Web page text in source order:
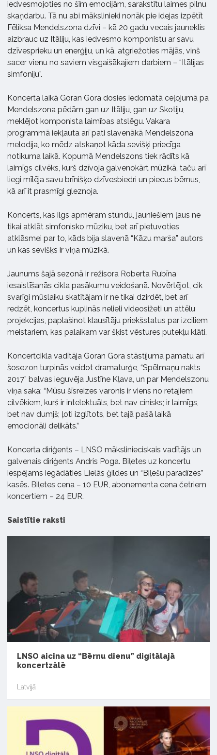
iedvesmojoties no šīm emocijām, sarakstītu laimes pilnu
skaņdarbu. Tā nu abi mākslinieki nonāk pie idejas izpētīt
Fēliksa Mendelszona dzīvi – kā 20 gadu vecais jauneklis
aizbrauc uz Itāliju, kas iedvesmo komponistu ar savu
dzīvesprieku un enerģiju, un kā, atgriežoties mājās, viņš
sacer vienu no saviem visgaišākajiem darbiem – “Itālijas
simfoniju”.
Koncerta laikā Goran Gora dosies iedomātā ceļojumā pa
Mendelszona pēdām gan uz Itāliju, gan uz Skotiju,
meklējot komponista laimības atslēgu. Vakara
programmā iekļauta arī pati slavenākā Mendelszona
melodija, ko mēdz atskaņot kāda sevišķi priecīga
notikuma laikā. Kopumā Mendelszons tiek rādīts kā
laimīgs cilvēks, kurš dzīvoja galvenokārt mūzikā, taču arī
liegi mīlēja savu brīnišķo dzīvesbiedri un piecus bērnus,
kā arī it prasmīgi gleznoja.
Koncerts, kas ilgs apmēram stundu, jauniešiem ļaus ne
tikai atklāt simfonisko mūziku, bet arī pietuvoties
atklāsmei par to, kāds bija slavenā “Kāzu marša” autors
un kas sevišķs ir viņa mūzikā.
Jaunums šajā sezonā ir režisora Roberta Rubīna
iesaistīšanās cikla pasākumu veidošanā. Novērtējot, cik
svarīgi mūslaiku skatītājam ir ne tikai dzirdēt, bet arī
redzēt, koncertus kuplinās nelieli videosižeti un attēlu
projekcijas, paplašinot klausītāju priekšstatus par izciliem
meistariem, kas palaikam var šķist vēstures putekļu klāti.
Koncertcikla vadītāja Goran Gora stāstījuma pamatu arī
šosezon turpinās veidot dramaturģe, “Spēlmaņu nakts
2017” balvas ieguvēja Justīne Kļava, un par Mendelszonu
viņa saka: “Mūsu šīsreizes varonis ir viens no retajiem
cilvēkiem, kurš ir intelektuāls, bet nav cinisks; ir laimīgs,
bet nav dumjš; ļoti izglītots, bet tajā pašā laikā
emocionāli delikāts.”
Koncerta diriģents – LNSO mākslinieciskais vadītājs un
galvenais diriģents Andris Poga. Biļetes uz koncertu
iespējams iegādāties Lielās ģildes un “Biļešu paradīzes”
kasēs. Biļetes cena – 10 EUR, abonementa cena četriem
koncertiem – 24 EUR.
Saistītie raksti
LNSO aicina uz “Bērnu dienu” digitālajā
koncertzālē
Latvijā